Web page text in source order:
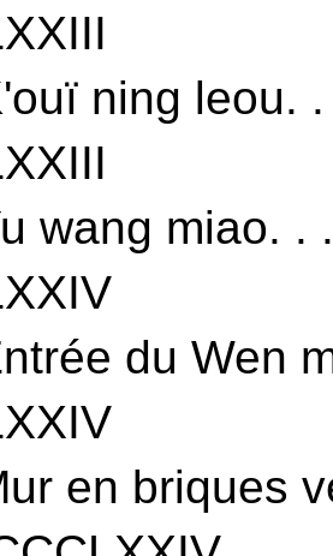
ning leou.
wang miao.
du Wen
en briques